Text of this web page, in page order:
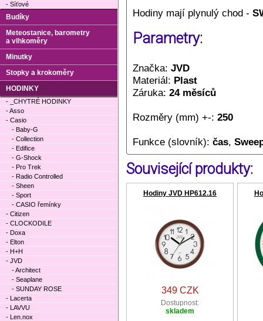
Hodiny mají plynulý chod -
Parametry:
Značka: JVD
Materiál: Plast
Záruka: 24 měsíců
Rozměry (mm) +-: 250
Funkce (slovník): čas,
Související produkty:
Hodiny JVD HP612.16
349 CZK
Dostupnost:
skladem
- Síťové
Budíky
Meteostanice, barometry
a vlhkoměry
Minutky
Stopky a krokoměry
HODINKY
- _CHYTRÉ HODINKY
- Asso
- Casio
- Baby-G
- Collection
- Edifice
- G-Shock
- Pro Trek
- Radio Controlled
- Sheen
- Sport
- CASIO řemínky
- Citizen
- CLOCKODILE
- Doxa
- Elton
- H+H
- JVD
- Architect
- Seaplane
- SUNDAY ROSE
- Lacerta
- LAVVU
- Len.nox